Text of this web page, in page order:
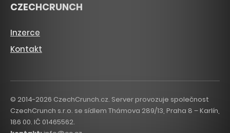
CZECHCRUNCH
Inzerce
Kontakt
© 2014-2026 CzechCrunch.cz. Server provozuje společnost
CzechCrunch s.r.o. se sídlem Thámova 289/13, Praha 8 – Karlín,
186 00. IČ 01465562.